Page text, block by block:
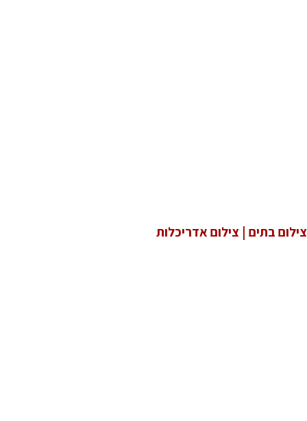
צילום בתים | צילום אדריכלות